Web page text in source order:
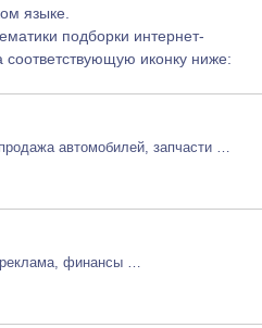
языке.
подборки интернет-
иконку ниже:
автомобилей, запчасти …
финансы …